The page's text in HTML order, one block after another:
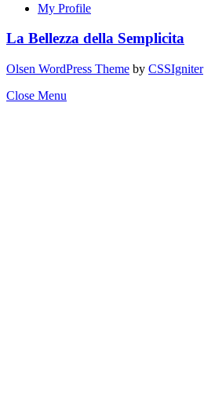
My Profile
La Bellezza della Semplicita
Olsen WordPress Theme by CSSIgniter
Close Menu